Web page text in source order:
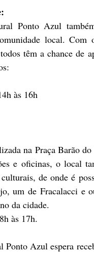
Ponto Azul
local.
têm a chance de
às 16h
na Praça Barão
e oficinas, o local
de onde é
um de Fracalacci e
da cidade.
às 17h.
Azul espera